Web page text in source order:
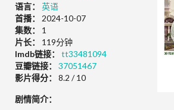
语言：
英语
首播：
2024-10-07
集数：
1
片长：
119分钟
Imdb链接：
tt33481094
豆瓣链接：
37051467
影片得分：
8.2 / 10
剧情简介：